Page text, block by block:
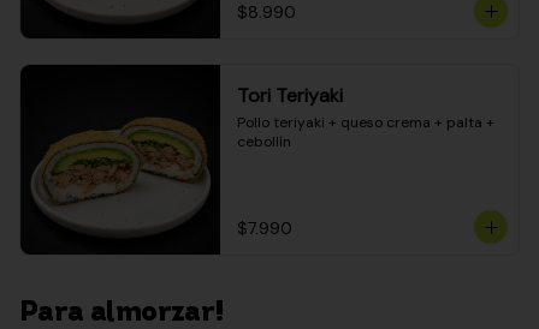
$8.990
Tori Teriyaki
Pollo teriyaki + queso crema + palta +
cebollín
$7.990
Para almorzar!